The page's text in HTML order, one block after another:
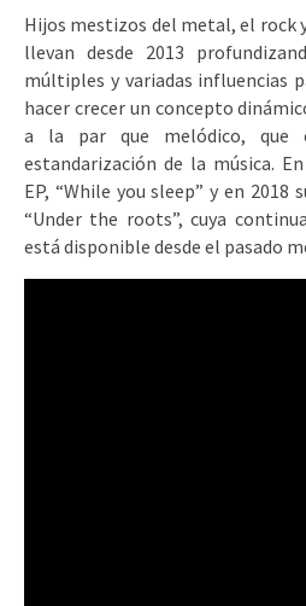
Hijos mestizos del metal, el rock
llevan desde 2013
múltiples y variadas influencias
hacer crecer un concepto
a la par que melódico, que
estandarización de la música.
EP, “While you sleep” y en
“Under the roots”, cuya
está disponible desde el pasado